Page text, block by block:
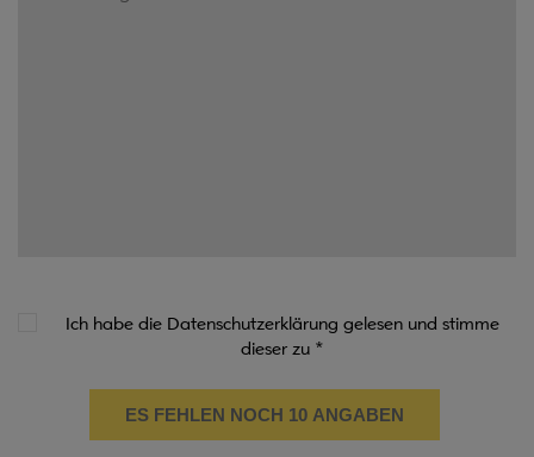
Ich habe die Datenschutzerklärung gelesen und stimme
dieser zu *
ES FEHLEN NOCH 10 ANGABEN